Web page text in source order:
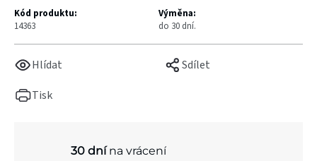
Tisk
Hlídat Sdílet
Kód produktu:
14363
Výměna:
do 30 dní.
30 dnína vrácení